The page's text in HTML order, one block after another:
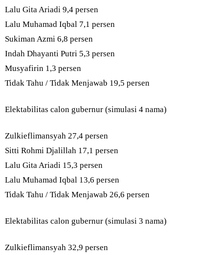
Lalu Gita Ariadi 9,4 persen
Lalu Muhamad Iqbal 7,1 persen
Sukiman Azmi 6,8 persen
Indah Dhayanti Putri 5,3 persen
Musyafirin 1,3 persen
Tidak Tahu / Tidak Menjawab 19,5 persen
Elektabilitas calon gubernur (simulasi 4 nama)
Zulkieflimansyah 27,4 persen
Sitti Rohmi Djalillah 17,1 persen
Lalu Gita Ariadi 15,3 persen
Lalu Muhamad Iqbal 13,6 persen
Tidak Tahu / Tidak Menjawab 26,6 persen
Elektabilitas calon gubernur (simulasi 3 nama)
Zulkieflimansyah 32,9 persen